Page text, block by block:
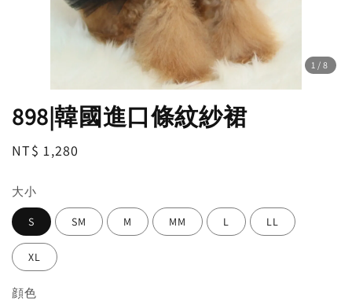
1 /8
898|韓國進口條紋紗裙
Regular
NT$ 1,280
大小
S SM M MM L LL
XL
顔色